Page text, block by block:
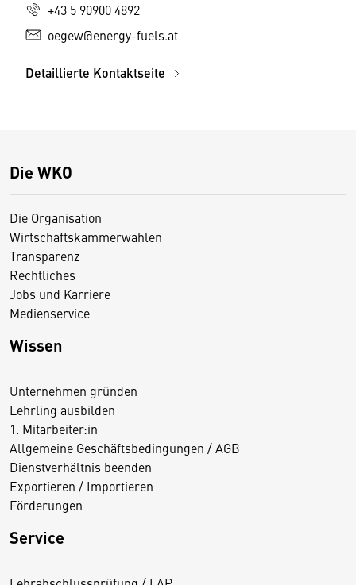
+43 5 90900 4892
oegew@energy-fuels.at
Detaillierte Kontaktseite
Die WKO
Die Organisation
Wirtschaftskammerwahlen
Transparenz
Rechtliches
Jobs und Karriere
Medienservice
Wissen
Unternehmen gründen
Lehrling ausbilden
1. Mitarbeiter:in
Allgemeine Geschäftsbedingungen / AGB
Dienstverhältnis beenden
Exportieren / Importieren
Förderungen
Service